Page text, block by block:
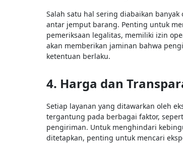
Salah satu hal sering diabaikan
antar jemput barang. Penting untuk
pemeriksaan legalitas, memiliki izin
akan memberikan jaminan bahwa
ketentuan berlaku.
4. Harga dan
Setiap layanan yang ditawarkan oleh
tergantung pada berbagai faktor,
pengiriman. Untuk menghindari
ditetapkan, penting untuk mencari